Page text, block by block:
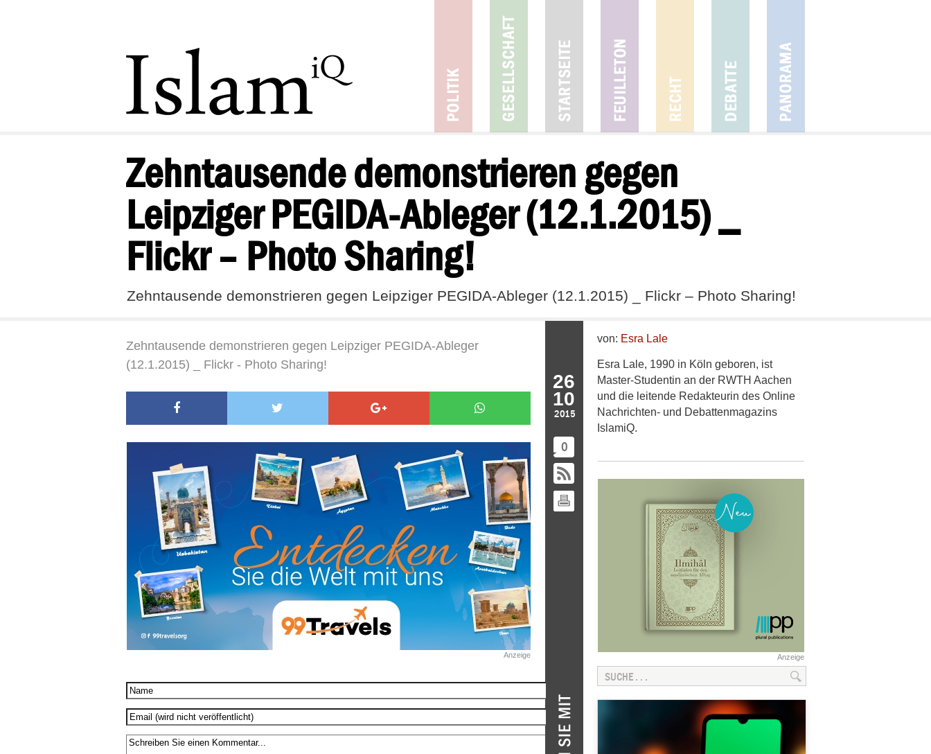
Zehntausende demonstrieren gegen
Leipziger PEGIDA-Ableger (12.1.2015) _
Flickr – Photo Sharing!
Zehntausende demonstrieren gegen Leipziger PEGIDA-Ableger (12.1.2015) _ Flickr – Photo Sharing!
26
10
2015
0
Zehntausende demonstrieren gegen Leipziger PEGIDA-Ableger
(12.1.2015) _ Flickr - Photo Sharing!
Anzeige
von: Esra Lale
Esra Lale, 1990 in Köln geboren, ist
Master-Studentin an der RWTH Aachen
und die leitende Redakteurin des Online
Nachrichten- und Debattenmagazins
IslamiQ.
Anzeige